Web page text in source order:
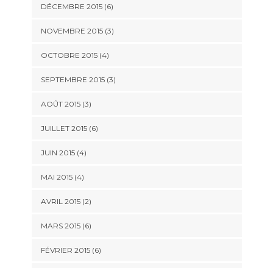
DÉCEMBRE 2015(6)
NOVEMBRE 2015(3)
OCTOBRE 2015(4)
SEPTEMBRE 2015(3)
AOÛT 2015(3)
JUILLET 2015(6)
JUIN 2015(4)
MAI 2015(4)
AVRIL 2015(2)
MARS 2015(6)
FÉVRIER 2015(6)